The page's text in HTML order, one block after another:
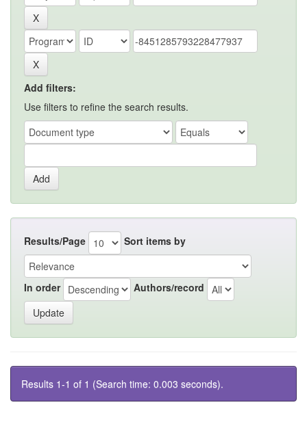
Add filters:
Use filters to refine the search results.
Results/Page Sort items by
In order Authors/record
Results 1-1 of 1 (Search time: 0.003 seconds).